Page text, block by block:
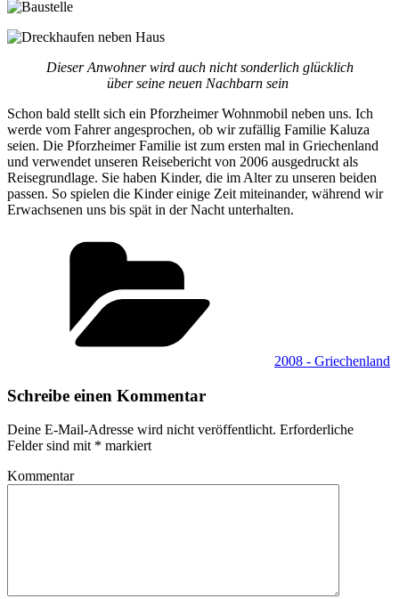
Dieser Anwohner wird auch nicht sonderlich glücklich
über seine neuen Nachbarn sein
Schon bald stellt sich ein Pforzheimer Wohnmobil neben uns. Ich
werde vom Fahrer angesprochen, ob wir zufällig Familie Kaluza
seien. Die Pforzheimer Familie ist zum ersten mal in Griechenland
und verwendet unseren Reisebericht von 2006 ausgedruckt als
Reisegrundlage. Sie haben Kinder, die im Alter zu unseren beiden
passen. So spielen die Kinder einige Zeit miteinander, während wir
Erwachsenen uns bis spät in der Nacht unterhalten.
2008 - Griechenland
Schreibe einen Kommentar
Deine E-Mail-Adresse wird nicht veröffentlicht. Erforderliche
Felder sind mit * markiert
Kommentar